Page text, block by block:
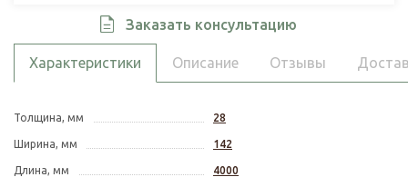
Заказать консультацию
Характеристики Описание Отзывы
Толщина, мм 28
Ширина, мм 142
Длина, мм 4000